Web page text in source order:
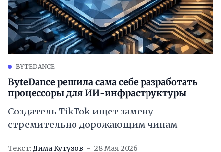
BYTEDANCE
ByteDance решила сама себе разработать
процессоры для ИИ-инфраструктуры
Создатель TikTok ищет замену
стремительно дорожающим чипам
Текст:Дима Кутузов 28 Мая 2026